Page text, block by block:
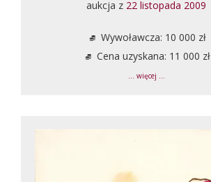
aukcja z 22 listopada 2009
Wywoławcza: 10 000 zł
Cena uzyskana: 11 000 zł
... więcej ...